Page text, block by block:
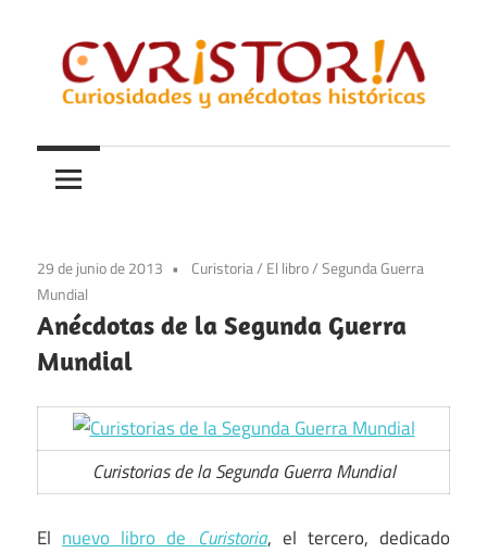
contenido
Curistoria
y
anécdotas
historia
29 de junio de 2013 Curistoria/ El libro/Segunda Guerra
Mundial
Anécdotas de la Segunda Guerra
Mundial
Curistorias de la Segunda Guerra Mundial
El nuevo libro de Curistoria, el tercero, dedicado